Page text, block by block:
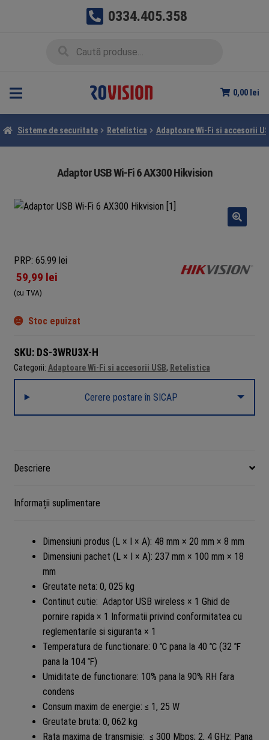
0334.405.358
0,00 lei
Sisteme de securitate Retelistica Adaptoare Wi-Fi si accesorii
Adaptor USB Wi-Fi 6 AX300 Hikvision
PRP: 65.99 lei
59,99 lei
(cu TVA)
Stoc epuizat
SKU: DS-3WRU3X-H
Categorii: Adaptoare Wi-Fi si accesorii USB, Retelistica
Cerere postare în SICAP
Descriere
Informații suplimentare
Dimensiuni produs (L × I × A): 48 mm × 20 mm × 8 mm
Dimensiuni pachet (L × I × A): 237 mm × 100 mm × 18
mm
Greutate neta: 0, 025 kg
Continut cutie: Adaptor USB wireless × 1 Ghid de
pornire rapida × 1 Informatii privind conformitatea cu
reglementarile si siguranta × 1
Temperatura de functionare: 0 ℃ pana la 40 ℃ (32 ℉
pana la 104 ℉)
Umiditate de functionare: 10% pana la 90% RH fara
condens
Consum maxim de energie: ≤ 1, 25 W
Greutate bruta: 0, 062 kg
Rata maxima de transmisie: ≤ 300 Mbps; 2, 4 GHz: Pana